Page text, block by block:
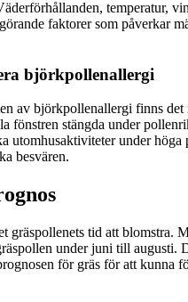
temperatur,
faktorer som påverkar
björkpollenallergi
av björkpollenallergi finns det
fönstren stängda under
utomhusaktiviteter under höga
besvären.
gräspollenets tid att blomstra.
under juni till augusti.
för gräs för att kunna